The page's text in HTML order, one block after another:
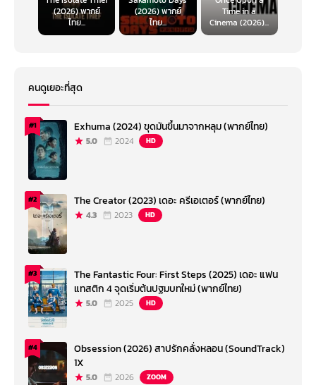
(2026) พากย์
ไทย...
(2026) พากย์
ไทย...
Time in a
Cinema (2026)...
คนดูเยอะที่สุด
#1 Exhuma (2024) ขุดมันขึ้นมาจากหลุม (พากย์ไทย)
5.0 2024 HD
#2 The Creator (2023) เดอะ ครีเอเตอร์ (พากย์ไทย)
4.3 2023 HD
#3
The Fantastic Four: First Steps (2025) เดอะ แฟน
แทสติก 4 จุดเริ่มต้นปฐมบทใหม่ (พากย์ไทย)
5.0 2025 HD
#4
Obsession (2026) สาปรักคลั่งหลอน (SoundTrack)
1X
5.0 2026 ZOOM